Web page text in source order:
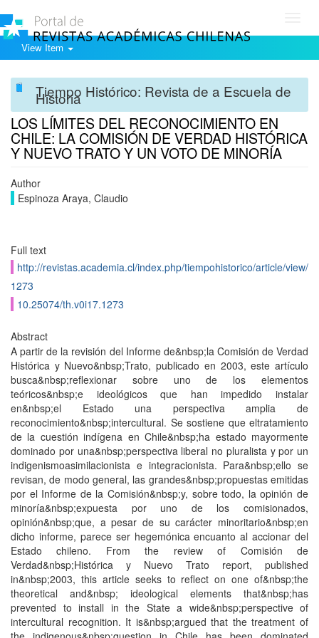
View Item
Tiempo Histórico: Revista de a Escuela de
Historia
LOS LÍMITES DEL RECONOCIMIENTO EN
CHILE: LA COMISIÓN DE VERDAD HISTÓRICA
Y NUEVO TRATO Y UN VOTO DE MINORÍA
Author
Espinoza Araya, Claudio
Full text
http://revistas.academia.cl/index.php/tiempohistorico/article/view/
1273
10.25074/th.v0i17.1273
Abstract
A partir de la revisión del Informe de&nbsp;la Comisión de Verdad
Histórica y Nuevo&nbsp;Trato, publicado en 2003, este artículo
busca&nbsp;reflexionar sobre uno de los elementos
teóricos&nbsp;e ideológicos que han impedido instalar
en&nbsp;el Estado una perspectiva amplia de
reconocimiento&nbsp;intercultural. Se sostiene que eltratamiento
de la cuestión indígena en Chile&nbsp;ha estado mayormente
dominado por una&nbsp;perspectiva liberal no pluralista y por un
indigenismoasimilacionista e integracionista. Para&nbsp;ello se
revisan, de modo general, las grandes&nbsp;propuestas emitidas
por el Informe de la Comisión&nbsp;y, sobre todo, la opinión de
minoría&nbsp;expuesta por uno de los comisionados,
opinión&nbsp;que, a pesar de su carácter minoritario&nbsp;en
dicho informe, parece ser hegemónica encuanto al accionar del
Estado chileno. From the review of Comisión de
Verdad&nbsp;Histórica y Nuevo Trato report, published
in&nbsp;2003, this article seeks to reflect on one of&nbsp;the
theoretical and&nbsp; ideological elements that&nbsp;has
prevented to install in the State a wide&nbsp;perspective of
intercultural recognition. It is&nbsp;argued that the treatment of